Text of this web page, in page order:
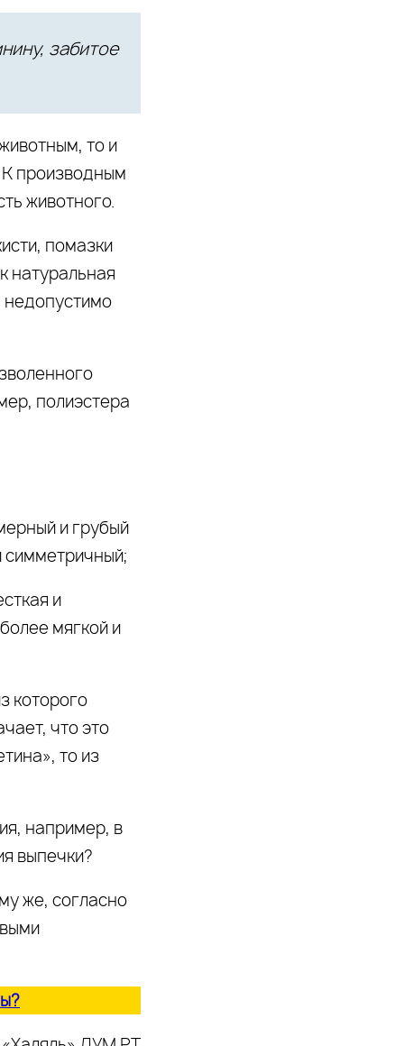
забитое
то и
производным
животного.
помазки
натуральная
недопустимо
полиэстера
и грубый
симметричный;
и
мягкой и
которого
что это
то из
например, в
выпечки?
же, согласно